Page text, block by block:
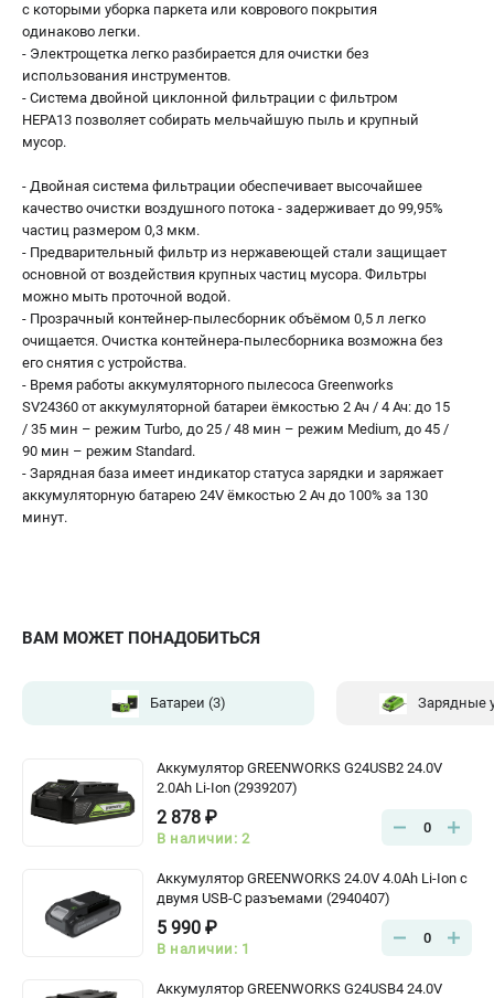
ВАМ МОЖЕТ ПОНАДОБИТЬСЯ
Батареи (3) Зарядные
Аккумулятор GREENWORKS G24USB2 24.0V
2.0Ah Li-Ion (2939207)
2 878 ₽
В наличии: 2
0
Аккумулятор GREENWORKS 24.0V 4.0Ah Li-Ion с
двумя USB-C разъемами (2940407)
5 990 ₽
В наличии: 1
0
Аккумулятор GREENWORKS G24USB4 24.0V
с которыми уборка паркета или коврового покрытия
одинаково легки.
- Электрощетка легко разбирается для очистки без
использования инструментов.
- Система двойной циклонной фильтрации с фильтром
HEPA13 позволяет собирать мельчайшую пыль и крупный
мусор.
- Двойная система фильтрации обеспечивает высочайшее
качество очистки воздушного потока - задерживает до 99,95%
частиц размером 0,3 мкм.
- Предварительный фильтр из нержавеющей стали защищает
основной от воздействия крупных частиц мусора. Фильтры
можно мыть проточной водой.
- Прозрачный контейнер-пылесборник объёмом 0,5 л легко
очищается. Очистка контейнера-пылесборника возможна без
его снятия с устройства.
- Время работы аккумуляторного пылесоса Greenworks
SV24360 от аккумуляторной батареи ёмкостью 2 Ач / 4 Ач: до 15
/ 35 мин – режим Turbo, до 25 / 48 мин – режим Medium, до 45 /
90 мин – режим Standard.
- Зарядная база имеет индикатор статуса зарядки и заряжает
аккумуляторную батарею 24V ёмкостью 2 Ач до 100% за 130
минут.